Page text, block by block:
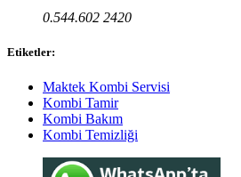
0.544.602 2420
Etiketler:
Maktek Kombi Servisi
Kombi Tamir
Kombi Bakım
Kombi Temizliği